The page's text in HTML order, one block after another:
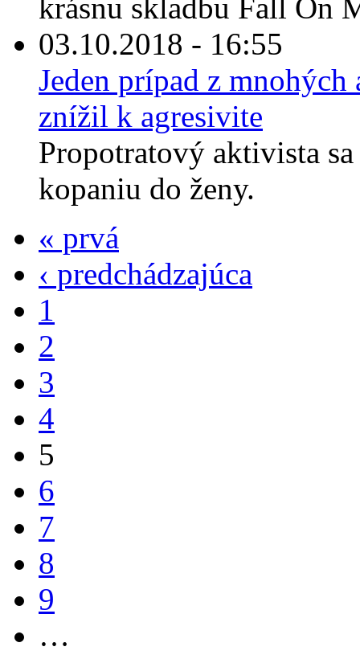
krásnu skladbu Fall On
03.10.2018 - 16:55
Jeden prípad z
znížil k agresivite
Propotratový aktivista
kopaniu do ženy.
« prvá
‹ predchádzajúca
1
2
3
4
5
6
7
8
9
…